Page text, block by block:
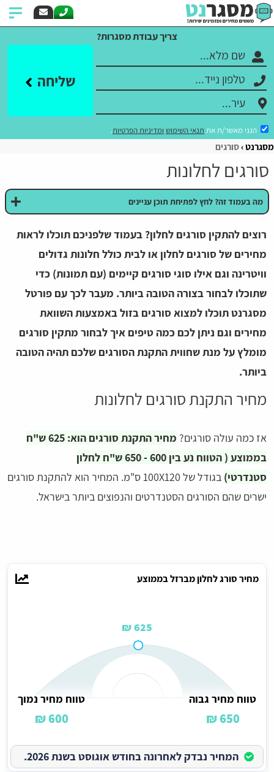
צריך עבודת מסגרות?
שליחה
הנני מאשר/ת את תנאי השימוש ומדיניות הפרטיות.
מסגרנט סורגים
סורגים לחלונות
מה בעמוד זה? לחץ לפתיחת תוכן עניינים
רוצים להתקין סורגים לחלון? בעמוד שלפניכם תוכלו לראות
מחירים של סורגים לחלון או לבית כולל חלונות גדולים
וויטרינה וגם אילו סוגי סורגים קיימים (עם תמונות) כדי
שתוכלו לבחור בצורה הטובה ביותר. מעבר לכך עם פורטל
מסגרנט תוכלו למצוא סורגים בזול באמצעות השוואת
מחירים וגם ניתן לכם כמה טיפים איך לבחור מתקין סורגים
מומלץ על מנת שחווית התקנת הסורגים שלכם תהיה הטובה
ביותר.
מחיר התקנת סורגים לחלונות
אז כמה עולה סורגים?
מחיר התקנת סורגים הוא: 625 ש"ח
בממוצע ( הטווח נע בין 600 - 650 ש"ח לחלון
סטנדרטי)
בגודל של 100X120 ס"מ. המחיר הוא להתקנת סורגים
ישרים שהם הסורגים הסטנדרטים והנפוצים ביותר בישראל.
מחיר סורג לחלון מברזל בממוצע
625 ₪
טווח מחיר גבוה
650 ₪
טווח מחיר נמוך
600 ₪
המחיר נבדק לאחרונה בחודש אוגוסט בשנת 2026.